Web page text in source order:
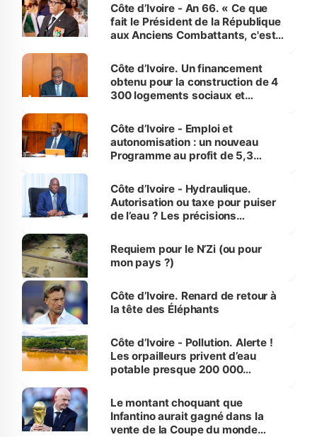
Côte d’Ivoire - An 66. « Ce que
fait le Président de la République
aux Anciens Combattants, c'est
Côte d’Ivoire. Un financement
obtenu pour la construction de 4
300 logements sociaux et
et Yamoussoukro
Côte d’Ivoire - Emploi et
autonomisation : un nouveau
Programme au profit de 5,3
Côte d’Ivoire - Hydraulique.
Autorisation ou taxe pour puiser
de l’eau ? Les précisions
Requiem pour le N’Zi (ou pour
mon pays ?)
Côte d’Ivoire. Renard de retour à
la tête des Éléphants
Côte d’Ivoire - Pollution. Alerte !
Les orpailleurs privent d’eau
potable presque 200 000
Le montant choquant que
Infantino aurait gagné dans la
vente de la Coupe du monde